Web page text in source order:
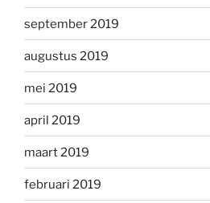
september 2019
augustus 2019
mei 2019
april 2019
maart 2019
februari 2019